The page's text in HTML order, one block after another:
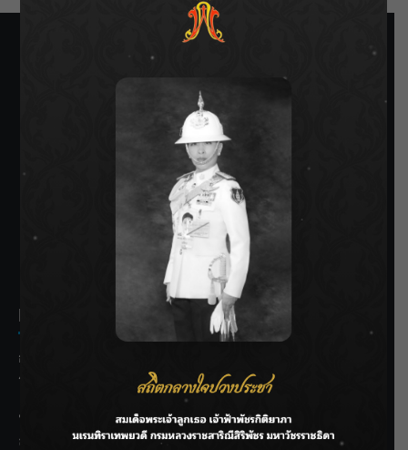
SIAMRATH VARIETY
THE BEST ENTERTAINMENT
Recent Posts
กรมชลฯ รับฟังประชาชน ติดตามแก้ปัญหาโครงการประตู
ระบายน้ำศรีสองรักฯ
‘แมน การิน’ แชร์ความเชื่อชวนคิด! “อยากกินอะไรหลังจาก
ลาโลกนี้ ให้ใส่บาตรสิ่งนั้นไว้ตอนยังมีชีวิต”